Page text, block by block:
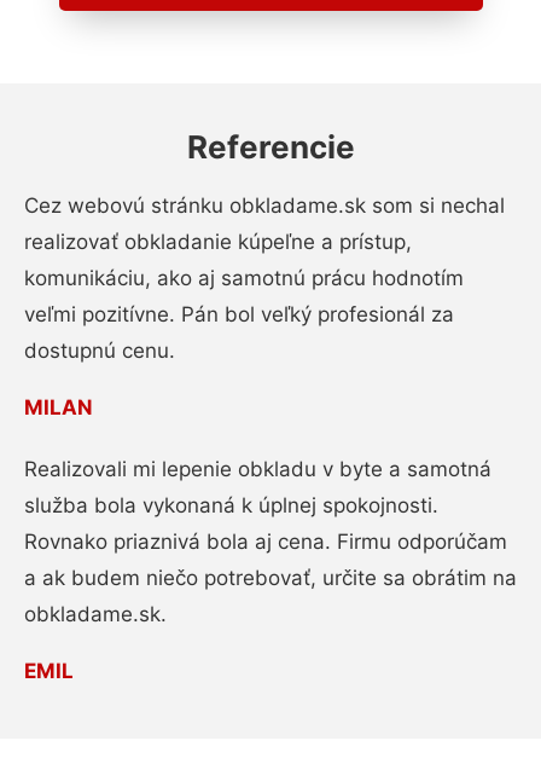
Referencie
Cez webovú stránku obkladame.sk som si nechal
realizovať obkladanie kúpeľne a prístup,
komunikáciu, ako aj samotnú prácu hodnotím
veľmi pozitívne. Pán bol veľký profesionál za
dostupnú cenu.
MILAN
Realizovali mi lepenie obkladu v byte a samotná
služba bola vykonaná k úplnej spokojnosti.
Rovnako priaznivá bola aj cena. Firmu odporúčam
a ak budem niečo potrebovať, určite sa obrátim na
obkladame.sk.
EMIL